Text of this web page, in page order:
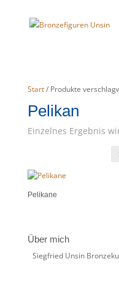
Start/ Produkte
Pelikan
Einzelnes Ergebnis
Pelikane
Über mich
Siegfried Unsin